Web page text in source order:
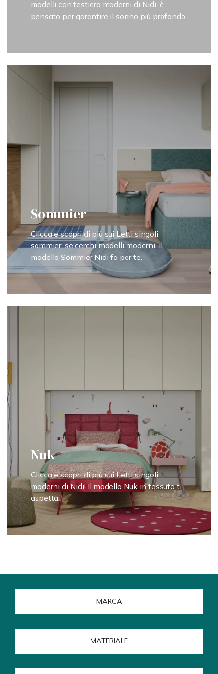
modelli con testiera moderni di Nidi, è
pensato per garantire il sonno più profondo.
Sommier
Clicca e scopri di più sui Letti singoli
sommier: se cerchi modelli moderni, il
modello Sommier Nidi fa per te.
Nuk
Clicca e scopri di più sui Letti singoli
moderni di Nidi! Il modello Nuk in tessuto ti
aspetta.
MARCA
MATERIALE